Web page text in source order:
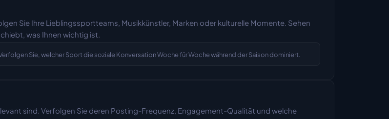
Sie Ihre Lieblingssportteams, Musikkünstler, Marken oder kulturelle Momente. Sehen
was Ihnen wichtig ist.
Sie, welcher Sport die soziale Konversation Woche für Woche während der Saison dominiert.
sind. Verfolgen Sie deren Posting-Frequenz, Engagement-Qualität und welche